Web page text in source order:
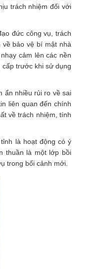
trách nhiệm đối với
đức công vụ, trách
bảo vệ bí mật nhà
cảm lên các nền
cấp trước khi sử dụng
ẩn nhiều rủi ro về sai
liên quan đến chính
về trách nhiệm, tính
là hoạt động có ý
thuần là một lớp bồi
trong bối cảnh mới.